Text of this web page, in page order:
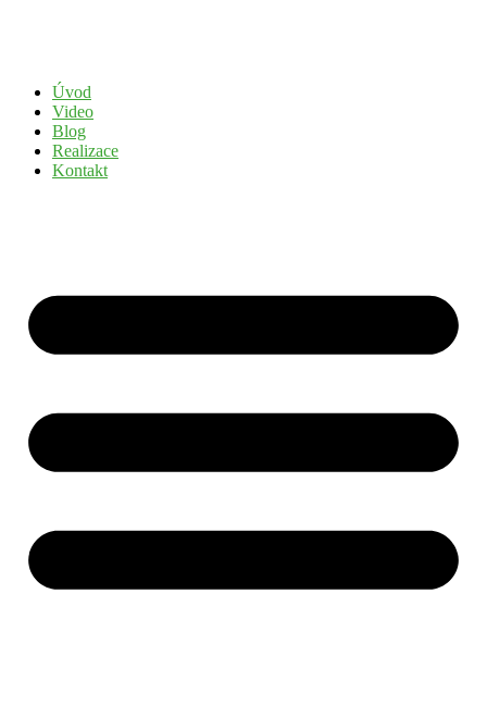
Úvod
Video
Blog
Realizace
Kontakt